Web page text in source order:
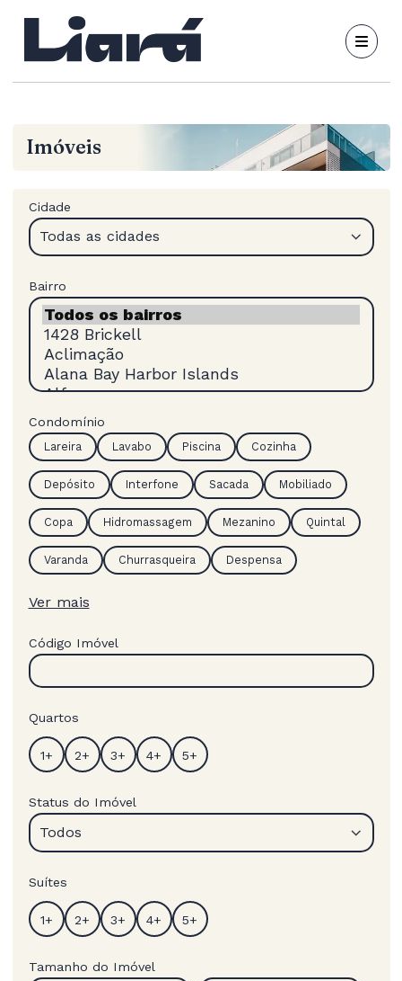
Imóveis
Cidade
Todas as cidades
Bairro
Condomínio
Lareira Lavabo Piscina Cozinha
Depósito Interfone Sacada Mobiliado
Copa Hidromassagem Mezanino Quintal
Varanda Churrasqueira Despensa
Ver mais
Código Imóvel
Quartos
Status do Imóvel
Todos
Suítes
Tamanho do Imóvel